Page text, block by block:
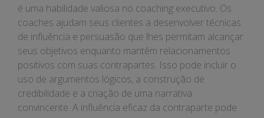
é uma habilidade valiosa no coaching executivo. Os
coaches ajudam seus clientes a desenvolver técnicas
de influência e persuasão que lhes permitam alcançar
seus objetivos enquanto mantêm relacionamentos
positivos com suas contrapartes. Isso pode incluir o
uso de argumentos lógicos, a construção de
credibilidade e a criação de uma narrativa
convincente. A influência eficaz da contraparte pode